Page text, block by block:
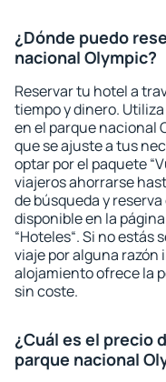
¿Dónde puedo
nacional Olympic?
Reservar tu hotel a
tiempo y dinero.
en el parque nacional
que se ajuste a tus
optar por el paquete
viajeros ahorrarse
de búsqueda y
disponible en la
“Hoteles“. Si no estás
viaje por alguna razón
alojamiento ofrece la
sin coste.
¿Cuál es el precio
parque nacional